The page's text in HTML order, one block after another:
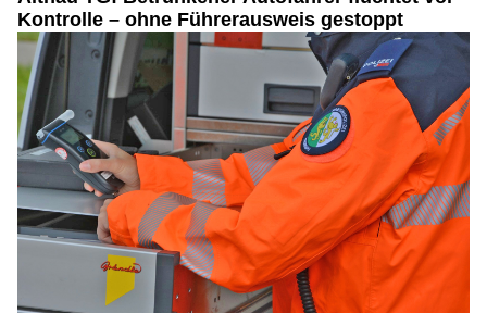
Kontrolle – ohne Führerausweis gestoppt